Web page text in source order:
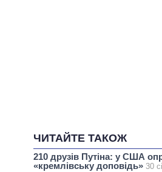
ЧИТАЙТЕ ТАКОЖ
210 друзів Путіна: у США
«кремлівську доповідь» 30